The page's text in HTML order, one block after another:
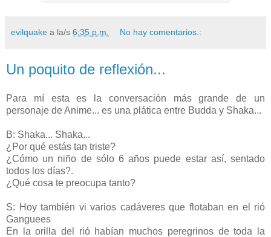
evilquake a la/s 6:35 p.m. No hay comentarios.:
Un poquito de reflexión...
Para mí esta es la conversación más grande de un
personaje de Anime... es una plática entre Budda y Shaka...
B: Shaka... Shaka...
¿Por qué estás tan triste?
¿Cómo un niño de sólo 6 años puede estar así, sentado
todos los días?.
¿Qué cosa te preocupa tanto?
S: Hoy también vi varios cadáveres que flotaban en el rió
Ganguees
En la orilla del rió habían muchos peregrinos de toda la